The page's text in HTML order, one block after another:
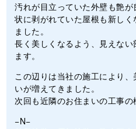
汚れが目立っていた外壁も艶
状に剥がれていた屋根も新し
ました。
長く美しくなるよう、見えな
ます。
この辺りは当社の施工により
いが増えてきました。
次回も近隣のお住まいの工事の
−N−